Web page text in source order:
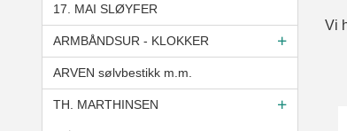
17. MAI SLØYFER
ARMBÅNDSUR - KLOKKER
ARVEN sølvbestikk m.m.
TH. MARTHINSEN
Vi